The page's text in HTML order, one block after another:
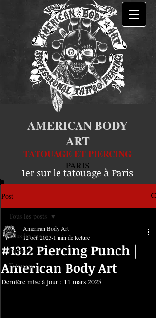
AMERICAN BODY
ART
TATOUAGE ET PIERCING
PARIS
1er sur le tatouage à Paris
Post
Tous les posts
Piercing
Tatouage
Tous les posts
#1312 Piercing Punch |
American Body Art
American Body Art
12 oct. 2023 1 min de lecture
Dernière mise à jour : 11 mars 2025